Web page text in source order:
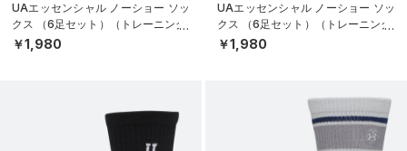
UAエッセンシャル ノーショー ソッ
クス （6足セット）（トレーニング/
KIDS）
￥1,980
UAエッセンシャル ノーショー ソッ
クス （6足セット）（トレーニング/
KIDS）
￥1,980